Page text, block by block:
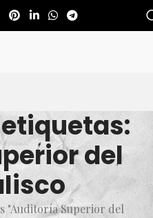
del
"Auditoría Superior del